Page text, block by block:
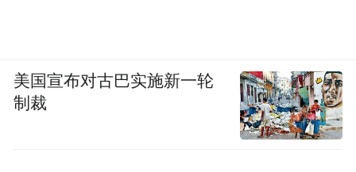
美国宣布对古巴实施新一轮
制裁